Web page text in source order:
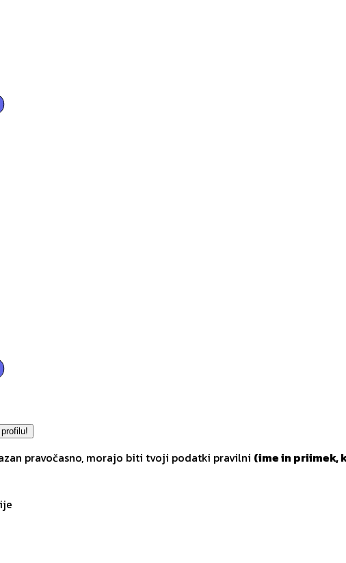
pravočasno, morajo biti tvoji podatki pravilni (ime in priimek,